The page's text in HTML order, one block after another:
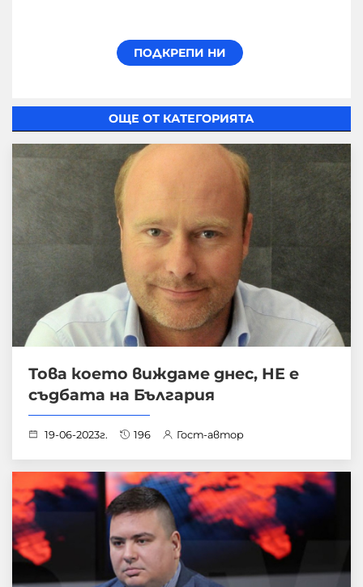
ОЩЕ ОТ КАТЕГОРИЯТА
Това което виждаме днес, НЕ е
съдбата на България
19-06-2023г. 196 Гост-автор